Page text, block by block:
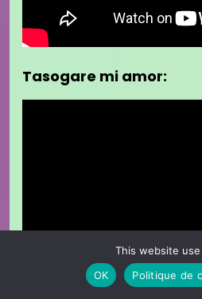
Tasogare mi amor:
This website
OK
Politique de